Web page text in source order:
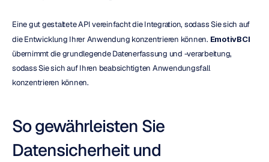
Eine gut gestaltete API vereinfacht die Integration, sodass Sie sich auf
die Entwicklung Ihrer Anwendung konzentrieren können. EmotivBCI
übernimmt die grundlegende Datenerfassung und -verarbeitung,
sodass Sie sich auf Ihren beabsichtigten Anwendungsfall
konzentrieren können.
So gewährleisten Sie
Datensicherheit und